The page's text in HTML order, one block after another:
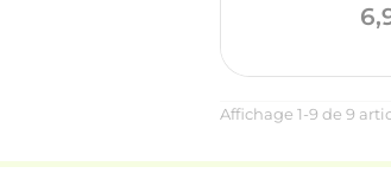
Affichage 1-9 de 9